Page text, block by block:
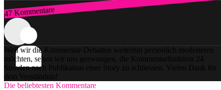
47 Kommentare
Zum Login
Weil wir die Kommentar-Debatten weiterhin persönlich moderieren
möchten, sehen wir uns gezwungen, die Kommentarfunktion 24
Stunden nach Publikation einer Story zu schliessen. Vielen Dank für
dein Verständnis!
Die beliebtesten Kommentare